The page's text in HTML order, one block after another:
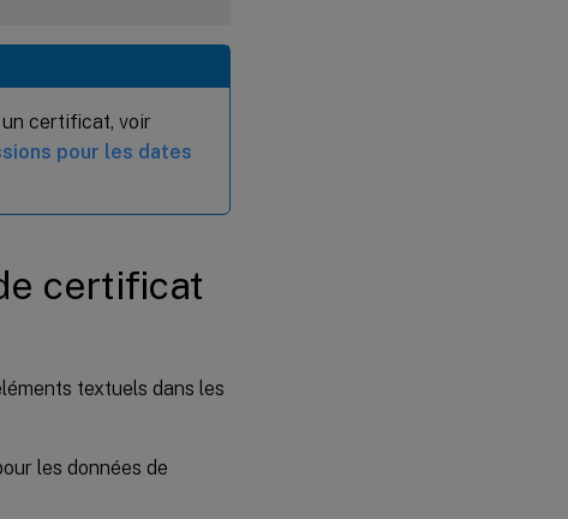
un certificat, voir
pour les dates
certificat
textuels dans les
les données de